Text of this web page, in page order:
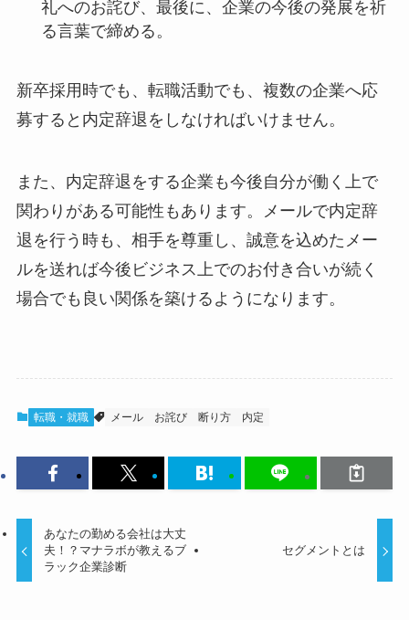
礼へのお詫び、最後に、企業の今後の発展を祈
る言葉で締める。
新卒採用時でも、転職活動でも、複数の企業へ応
募すると内定辞退をしなければいけません。
また、内定辞退をする企業も今後自分が働く上で
関わりがある可能性もあります。メールで内定辞
退を行う時も、相手を尊重し、誠意を込めたメー
ルを送れば今後ビジネス上でのお付き合いが続く
場合でも良い関係を築けるようになります。
転職・就職 メール お詫び 断り方 内定
あなたの勤める会社は大丈
夫！？マナラボが教えるブ
ラック企業診断
セグメントとは